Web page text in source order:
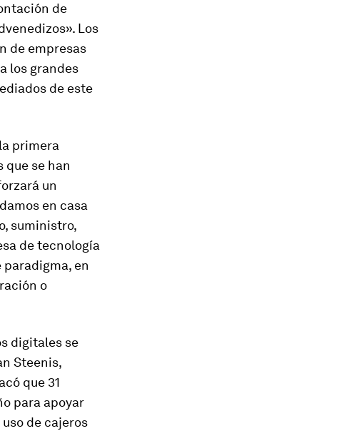
de
Los
de empresas
los grandes
de este
primera
se han
un
en casa
suministro,
de tecnología
en
o
digitales se
Steenis,
que 31
para apoyar
de cajeros